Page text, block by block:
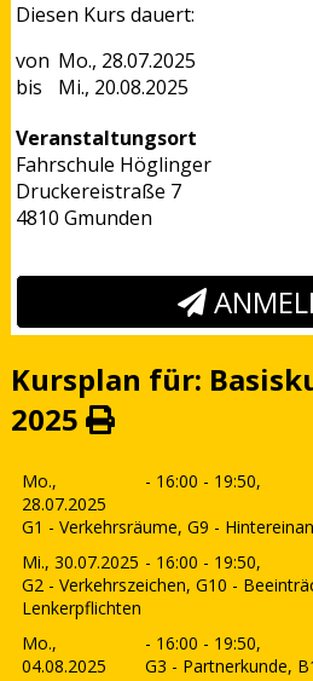
Diesen Kurs dauert:
Mo., 28.07.2025
Mi., 20.08.2025
Veranstaltungsort
Fahrschule Höglinger
Druckereistraße 7
4810 Gmunden
Kursplan für:
2025
Mo.,
28.07.2025
- 16:00 - 19:50,
G1 - Verkehrsräume, G9 -
Mi., 30.07.2025 - 16:00 - 19:50,
G2 - Verkehrszeichen, G10 -
Lenkerpflichten
Mo.,
04.08.2025
- 16:00 - 19:50,
G3 - Partnerkunde,